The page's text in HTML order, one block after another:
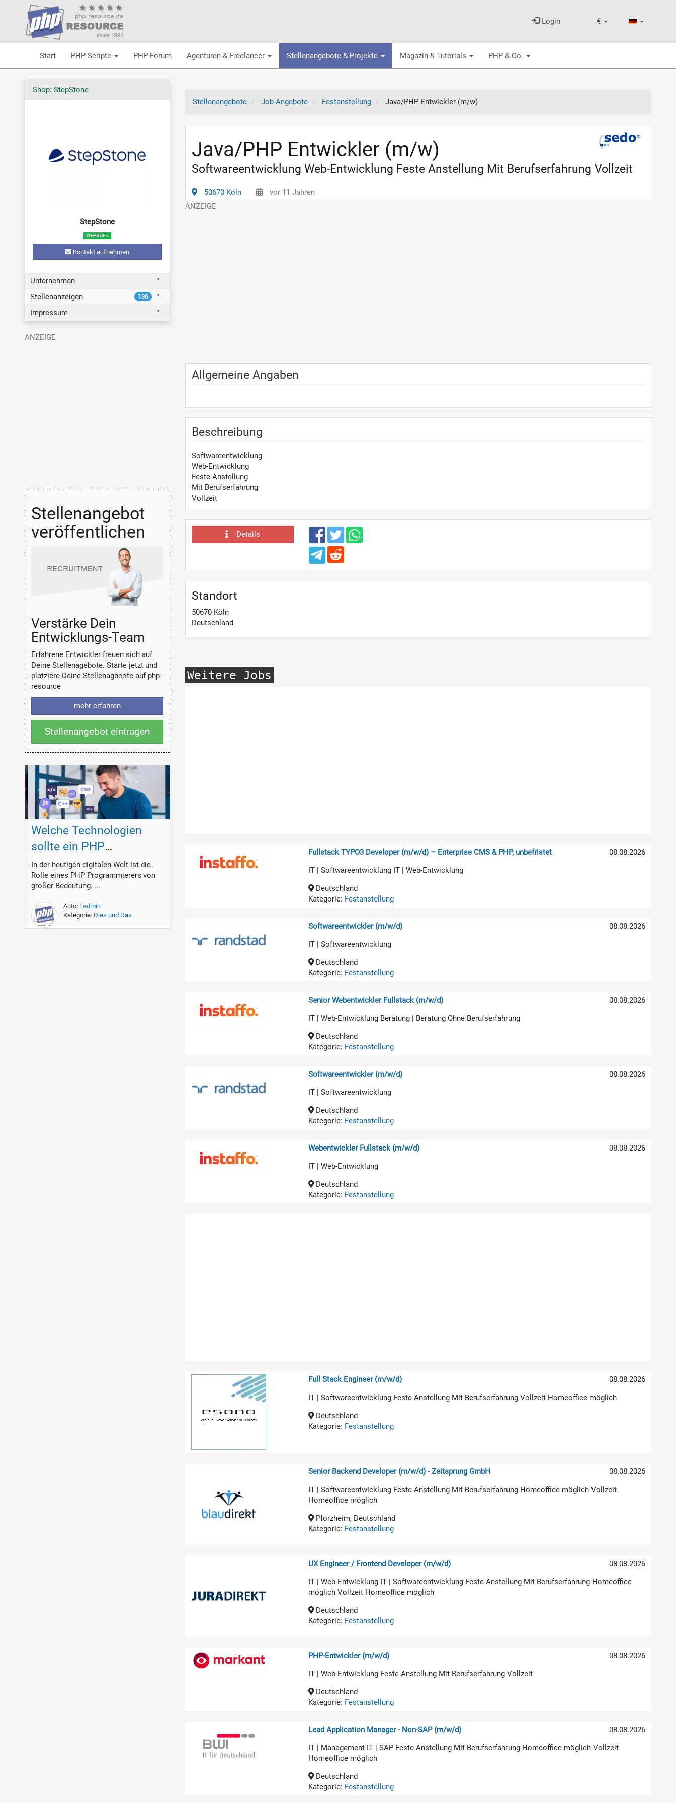
€
Login
Start PHP Scripte PHP-Forum Agenturen & Freelancer Stellenangebote & Projekte Magazin & Tutorials PHP & Co.
Stellenangebote Job-Angebote Festanstellung Java/PHP Entwickler (m/w)
Java/PHP Entwickler (m/w)
Softwareentwicklung Web-Entwicklung Feste Anstellung Mit Berufserfahrung Vollzeit
50670 Köln vor 11 Jahren
Allgemeine Angaben
Beschreibung
Softwareentwicklung
Web-Entwicklung
Feste Anstellung
Mit Berufserfahrung
Vollzeit
Details
Standort
50670 Köln
Deutschland
Weitere Jobs
08.08.2026
Fullstack TYPO3 Developer (m/w/d) – Enterprise CMS & PHP, unbefristet
IT | Softwareentwicklung IT | Web-Entwicklung
Deutschland
Kategorie: Festanstellung
08.08.2026
Softwareentwickler (m/w/d)
IT | Softwareentwicklung
Deutschland
Kategorie: Festanstellung
08.08.2026
Senior Webentwickler Fullstack (m/w/d)
IT | Web-Entwicklung Beratung | Beratung Ohne Berufserfahrung
Deutschland
Kategorie: Festanstellung
08.08.2026
Softwareentwickler (m/w/d)
IT | Softwareentwicklung
Deutschland
Kategorie: Festanstellung
08.08.2026
Webentwickler Fullstack (m/w/d)
IT | Web-Entwicklung
Deutschland
Kategorie: Festanstellung
08.08.2026
Full Stack Engineer (m/w/d)
IT | Softwareentwicklung Feste Anstellung Mit Berufserfahrung Vollzeit Homeoffice möglich
Deutschland
Kategorie: Festanstellung
08.08.2026
Senior Backend Developer (m/w/d) - Zeitsprung GmbH
IT | Softwareentwicklung Feste Anstellung Mit Berufserfahrung Homeoffice möglich Vollzeit
Homeoffice möglich
Pforzheim, Deutschland
Kategorie: Festanstellung
08.08.2026
UX Engineer / Frontend Developer (m/w/d)
IT | Web-Entwicklung IT | Softwareentwicklung Feste Anstellung Mit Berufserfahrung Homeoffice
möglich Vollzeit Homeoffice möglich
Deutschland
Kategorie: Festanstellung
08.08.2026
PHP-Entwickler (m/w/d)
IT | Web-Entwicklung Feste Anstellung Mit Berufserfahrung Vollzeit
Deutschland
Kategorie: Festanstellung
08.08.2026
Lead Application Manager - Non-SAP (m/w/d)
IT | Management IT | SAP Feste Anstellung Mit Berufserfahrung Homeoffice möglich Vollzeit
Homeoffice möglich
Deutschland
Kategorie: Festanstellung
Shop: StepStone
StepStone
Kontakt aufnehmen
Unternehmen
Stellenanzeigen
136
Impressum
Stellenangebot
veröffentlichen
Verstärke Dein
Entwicklungs-Team
Erfahrene Entwickler freuen sich auf
Deine Stellenagebote. Starte jetzt und
platziere Deine Stellenagbeote auf php-
resource
mehr erfahren
Stellenangebot eintragen
Welche Technologien
sollte ein PHP
Programmierer
beherrschen?
In der heutigen digitalen Welt ist die
Rolle eines PHP Programmierers von
großer Bedeutung. ...
Autor : admin
Kategorie: Dies und Das